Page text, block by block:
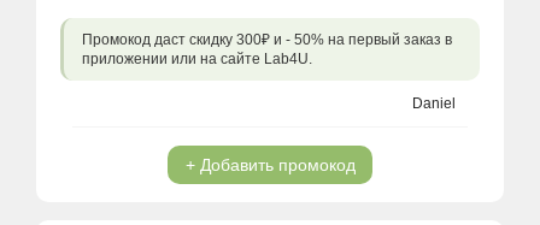
Промокод даст скидку 300₽ и - 50% на первый заказ в
приложении или на сайте Lab4U.
Daniel
+ Добавить промокод